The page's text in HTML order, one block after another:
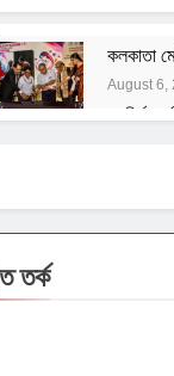
কলকাতা
August 6,
রং
ফুসফুসের
তর্ক